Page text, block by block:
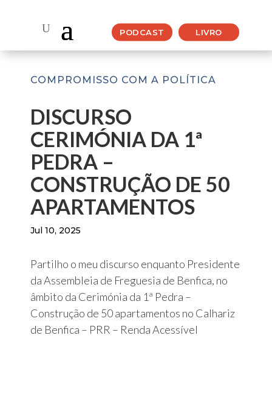
PODCAST LIVRO
COMPROMISSO COM A POLÍTICA
DISCURSO
CERIMÓNIA DA 1ª
PEDRA –
CONSTRUÇÃO DE 50
APARTAMENTOS
Jul 10, 2025
Partilho o meu discurso enquanto Presidente
da Assembleia de Freguesia de Benfica, no
âmbito da Cerimónia da 1ª Pedra –
Construção de 50 apartamentos no Calhariz
de Benfica – PRR – Renda Acessível